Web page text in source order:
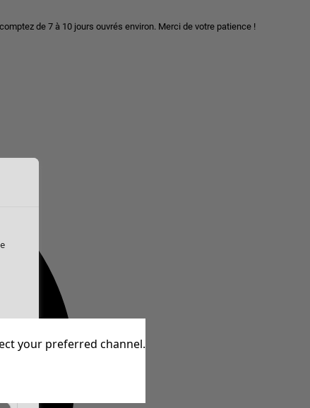
de 7 à 10 jours ouvrés environ. Merci de votre patience !
your preferred channel.